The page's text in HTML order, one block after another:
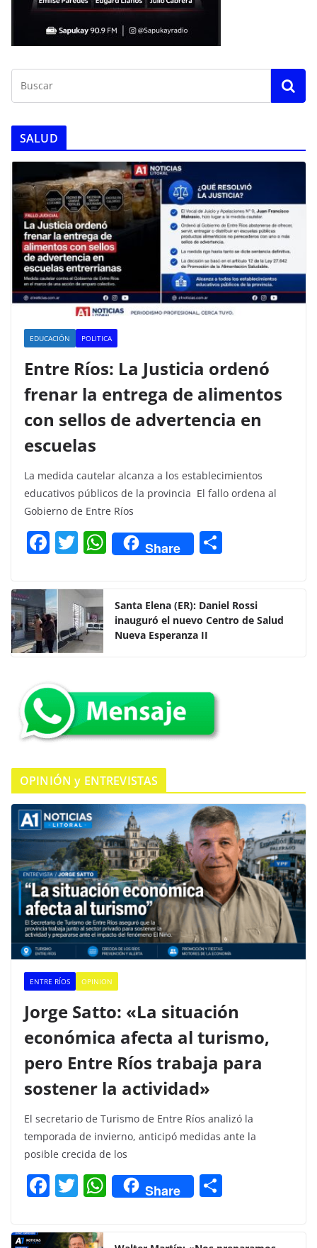
SALUD
EDUCACIÓN POLITICA
Entre Ríos: La Justicia ordenó
frenar la entrega de alimentos
con sellos de advertencia en
escuelas
La medida cautelar alcanza a los establecimientos
educativos públicos de la provincia El fallo ordena al
Gobierno de Entre Ríos
F
c
e
b
o
o
k
T
itt
er
W
h
s
A
Share
p
ar
Santa Elena (ER): Daniel Rossi
inauguró el nuevo Centro de Salud
Nueva Esperanza II
OPINIÓN y ENTREVISTAS
ENTRE RÍOS OPINION
Jorge Satto: «La situación
económica afecta al turismo,
pero Entre Ríos trabaja para
sostener la actividad»
El secretario de Turismo de Entre Ríos analizó la
temporada de invierno, anticipó medidas ante la
posible crecida de los
F
c
T
itt
W
h
Share